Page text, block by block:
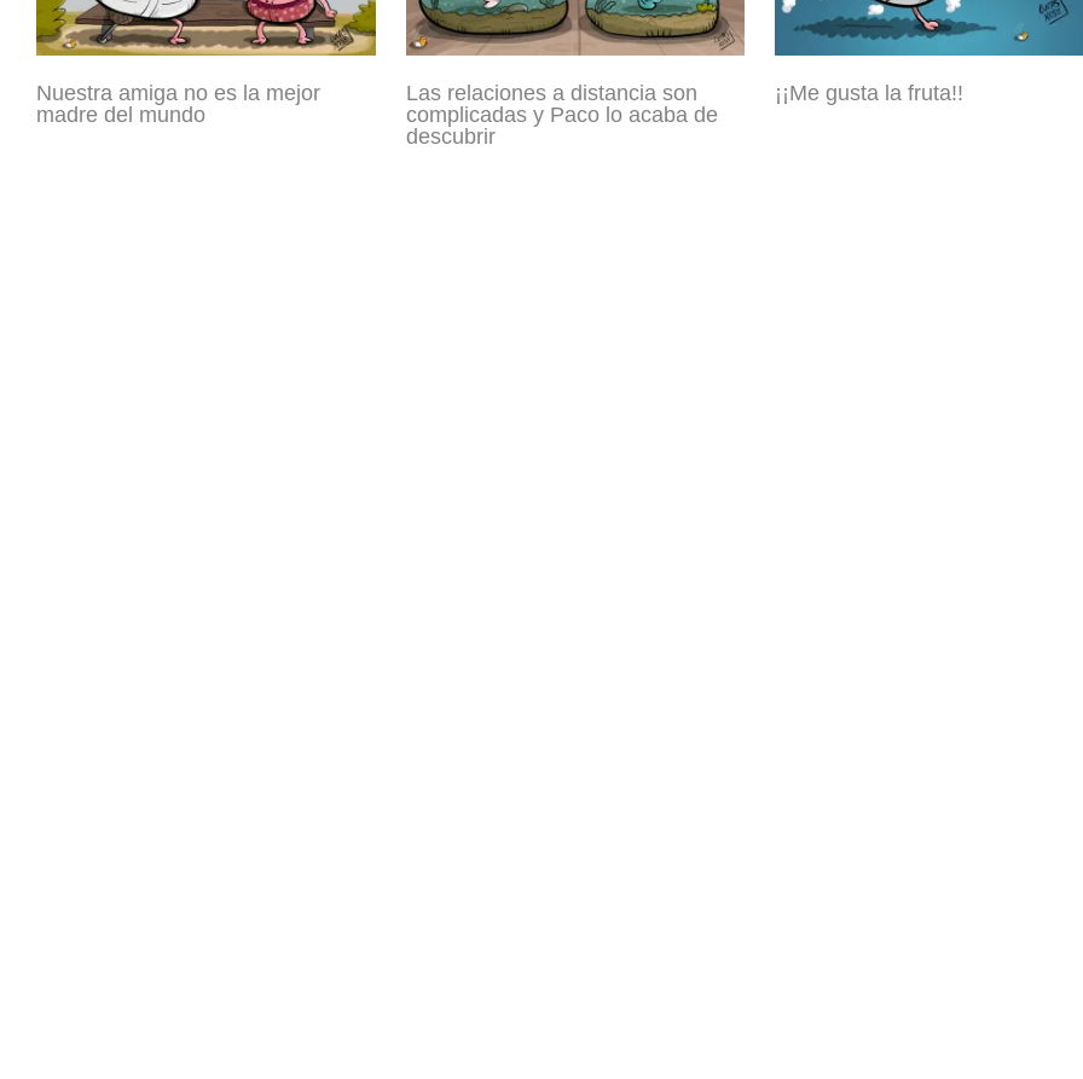
Nuestra amiga no es la mejor
madre del mundo
Las relaciones a distancia son
complicadas y Paco lo acaba de
descubrir
¡¡Me gusta la fruta!!